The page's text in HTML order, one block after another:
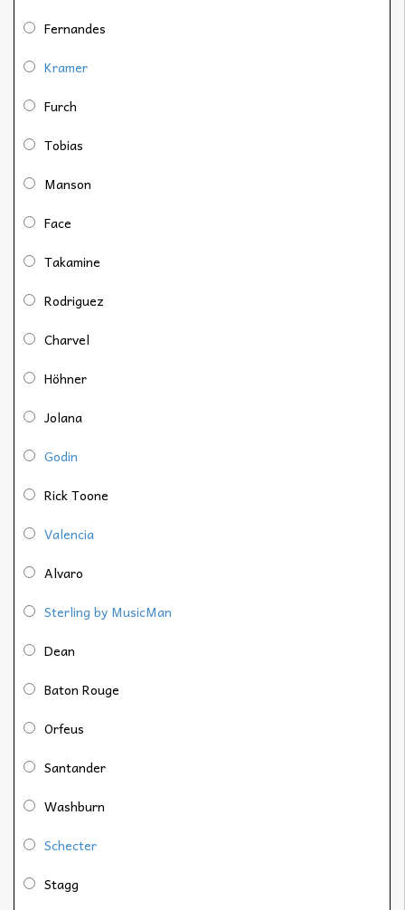
Fernandes
Kramer
Furch
Tobias
Manson
Face
Takamine
Rodriguez
Charvel
Höhner
Jolana
Godin
Rick Toone
Valencia
Alvaro
Sterling by MusicMan
Dean
Baton Rouge
Orfeus
Santander
Washburn
Schecter
Stagg